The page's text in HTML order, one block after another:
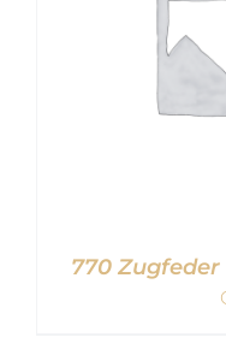
770 Zugfeder